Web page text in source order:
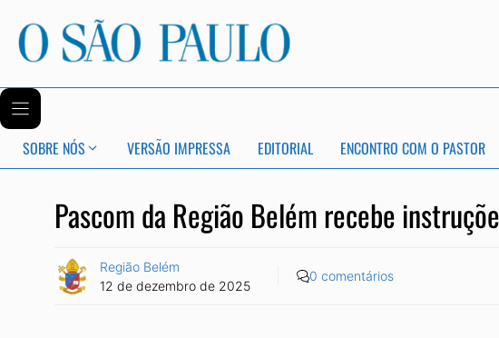
SOBRE NÓS VERSÃO IMPRESSA EDITORIAL ENCONTRO COM O PASTOR
Pascom da Região Belém recebe
Região Belém
12 de dezembro de 2025
0 comentários